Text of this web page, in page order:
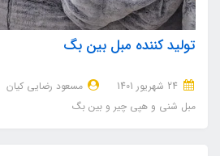
تولید کننده مبل بین بگ
مسعود رضایی کیان
مبل شنی و هپی چیر و بین بگ